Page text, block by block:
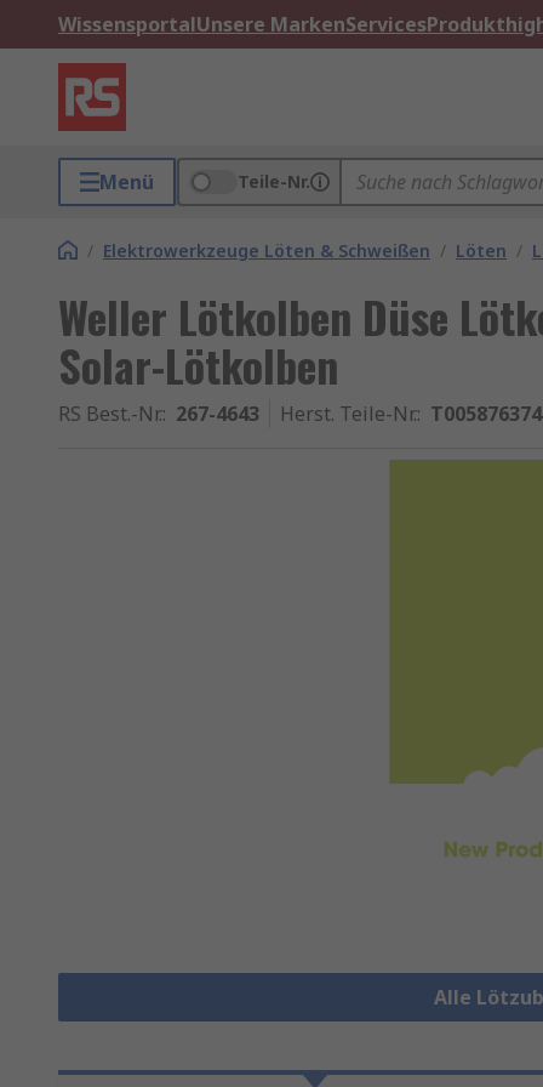
WissensportalUnsere MarkenServices
Menü Teile-Nr.
/ Elektrowerkzeuge Löten & Schweißen / Löten /
Weller Lötkolben Düse
Solar-Lötkolben
RS Best.-Nr.: 267-4643 Herst. Teile-Nr.:
Alle